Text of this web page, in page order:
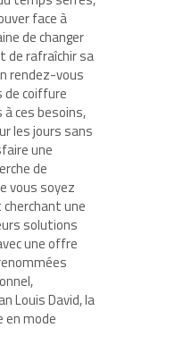
face à
de changer
de rafraîchir sa
rendez-vous
de coiffure
ces besoins,
les jours sans
une
de
vous soyez
une
solutions
une offre
Louis David, la
mode